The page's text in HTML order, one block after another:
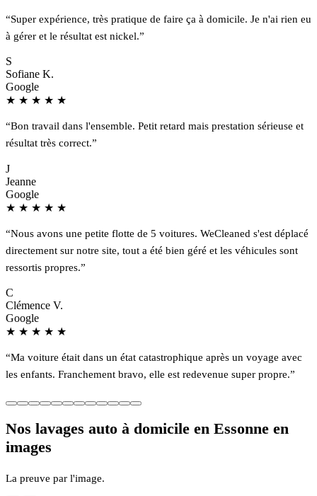
“Super expérience, très pratique de faire ça à domicile. Je n'ai rien eu
à gérer et le résultat est nickel.”
S
Sofiane K.
Google
★ ★ ★ ★ ★
“Bon travail dans l'ensemble. Petit retard mais prestation sérieuse et
résultat très correct.”
J
Jeanne
Google
★ ★ ★ ★ ★
“Nous avons une petite flotte de 5 voitures. WeCleaned s'est déplacé
directement sur notre site, tout a été bien géré et les véhicules sont
ressortis propres.”
C
Clémence V.
Google
★ ★ ★ ★ ★
“Ma voiture était dans un état catastrophique après un voyage avec
les enfants. Franchement bravo, elle est redevenue super propre.”
Nos lavages auto à domicile en Essonne en
images
La preuve par l'image.